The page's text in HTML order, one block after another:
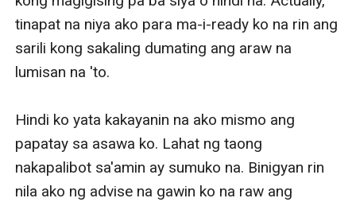
tinapat na niya ako para ma-i-ready ko na rin ang
sarili kong sakaling dumating ang araw na
lumisan na 'to.
Hindi ko yata kakayanin na ako mismo ang
papatay sa asawa ko. Lahat ng taong
nakapalibot sa'amin ay sumuko na. Binigyan rin
nila ako ng advise na gawin ko na raw ang